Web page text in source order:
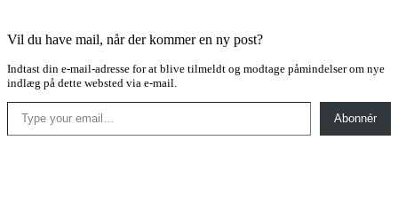
Vil du have mail, når der kommer en ny post?
Indtast din e-mail-adresse for at blive tilmeldt og modtage påmindelser om nye
indlæg på dette websted via e-mail.
Type your email…
Abonnér